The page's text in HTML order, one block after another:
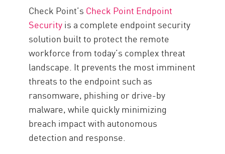
Check Point’s Check Point Endpoint
Securityis a complete endpoint security
solution built to protect the remote
workforce from today’s complex threat
landscape. It prevents the most imminent
threats to the endpoint such as
ransomware, phishing or drive-by
malware, while quickly minimizing
breach impact with autonomous
detection and response.